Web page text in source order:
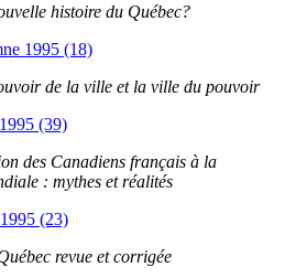
histoire du Québec?
1995 (18)
de la ville et la ville du pouvoir
(39)
des Canadiens français à la
: mythes et réalités
(23)
revue et corrigée